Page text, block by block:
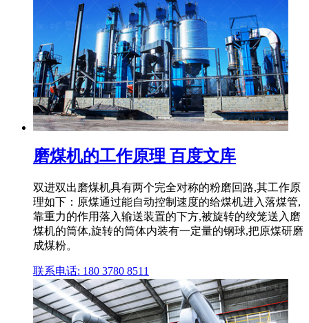
磨煤机的工作原理 百度文库
双进双出磨煤机具有两个完全对称的粉磨回路,其工作原
理如下：原煤通过能自动控制速度的给煤机进入落煤管,
靠重力的作用落入输送装置的下方,被旋转的绞笼送入磨
煤机的筒体,旋转的筒体内装有一定量的钢球,把原煤研磨
成煤粉。
联系电话: 180 3780 8511